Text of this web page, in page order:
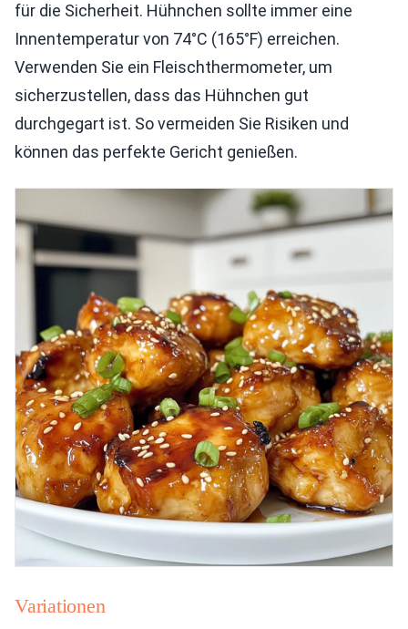
für die Sicherheit. Hühnchen sollte immer eine
Innentemperatur von 74°C (165°F) erreichen.
Verwenden Sie ein Fleischthermometer, um
sicherzustellen, dass das Hühnchen gut
durchgegart ist. So vermeiden Sie Risiken und
können das perfekte Gericht genießen.
Variationen